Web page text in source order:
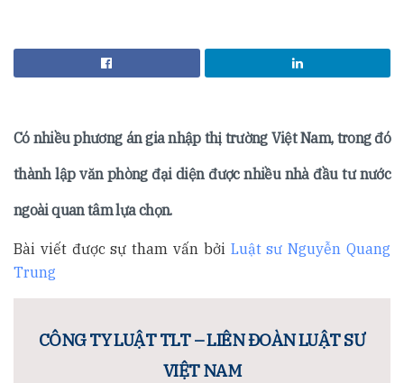
Có nhiều phương án gia nhập thị trường Việt Nam, trong đó
thành lập văn phòng đại diện được nhiều nhà đầu tư nước
ngoài quan tâm lựa chọn.
Bài viết được sự tham vấn bởi Luật sư Nguyễn Quang
Trung
CÔNG TY LUẬT TLT – LIÊN ĐOÀN LUẬT SƯ
VIỆT NAM